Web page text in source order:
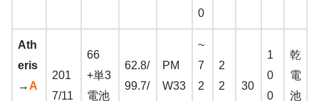
0
Ath
eris
→A
201
7/11
66
+単3
電池
62.8/
99.7/
PM
W33
~
7
2
2
2
30
1
0
0
乾
電
池